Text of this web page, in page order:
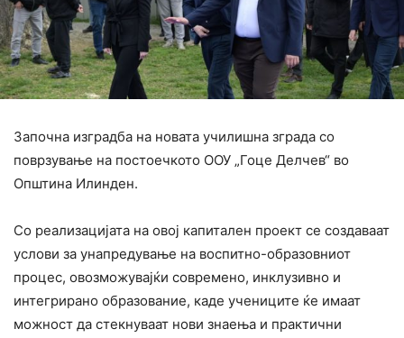
Започна изградба на новата училишна зграда со
поврзување на постоечкото ООУ „Гоце Делчев“ во
Општина Илинден.
Со реализацијата на овој капитален проект се создаваат
услови за унапредување на воспитно-образовниот
процес, овозможувајќи современо, инклузивно и
интегрирано образование, каде учениците ќе имаат
можност да стекнуваат нови знаења и практични